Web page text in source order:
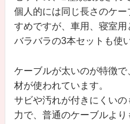
個人的には同じ長さのケ
すめですが、車用、寝室
バラバラの3本セットも使
ケーブルが太いのが特徴
材が使われています。
サビや汚れが付きにくい
力で、普通のケーブルより